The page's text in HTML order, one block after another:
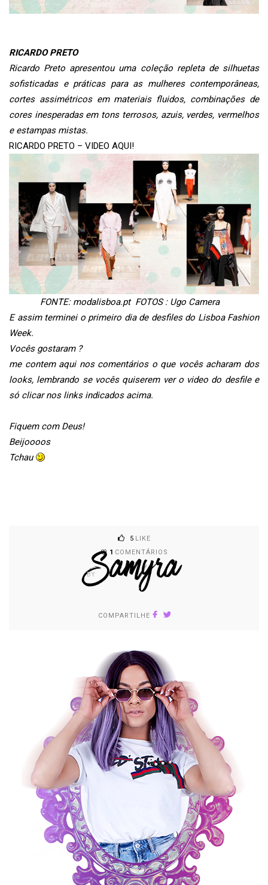
RICARDO PRETO
Ricardo Preto apresentou uma coleção repleta de silhuetas
sofisticadas e práticas para as mulheres contemporâneas,
cortes assimétricos em materiais fluidos, combinações de
cores inesperadas em tons terrosos, azuis, verdes, vermelhos
e estampas mistas.
RICARDO PRETO – VIDEO AQUI!
FONTE: modalisboa.pt FOTOS : Ugo Camera
E assim terminei o primeiro dia de desfiles do Lisboa Fashion
Week.
Vocês gostaram ?
me contem aqui nos comentários o que vocês acharam dos
looks, lembrando se vocês quiserem ver o video do desfile e
só clicar nos links indicados acima.
Fiquem com Deus!
Beijoooos
Tchau
5 LIKE
1 COMENTÁRIOS
BY
Samyra
COMPARTILHE